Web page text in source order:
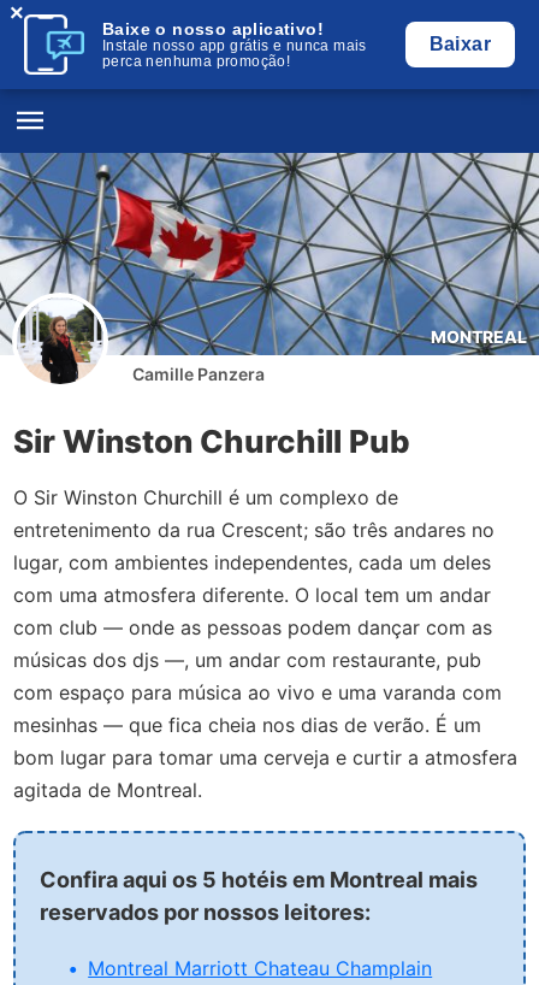
Baixe o nosso aplicativo!
Instale nosso app grátis e nunca mais
perca nenhuma promoção!
Baixar
×
MONTREAL
Camille Panzera
Sir Winston Churchill Pub
O Sir Winston Churchill é um complexo de
entretenimento da rua Crescent; são três andares no
lugar, com ambientes independentes, cada um deles
com uma atmosfera diferente. O local tem um andar
com club — onde as pessoas podem dançar com as
músicas dos djs —, um andar com restaurante, pub
com espaço para música ao vivo e uma varanda com
mesinhas — que fica cheia nos dias de verão. É um
bom lugar para tomar uma cerveja e curtir a atmosfera
agitada de Montreal.
Confira aqui os 5 hotéis em Montreal mais
reservados por nossos leitores:
Montreal Marriott Chateau Champlain